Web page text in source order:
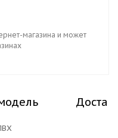
магазина и может